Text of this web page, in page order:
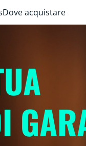
Dove acquistare